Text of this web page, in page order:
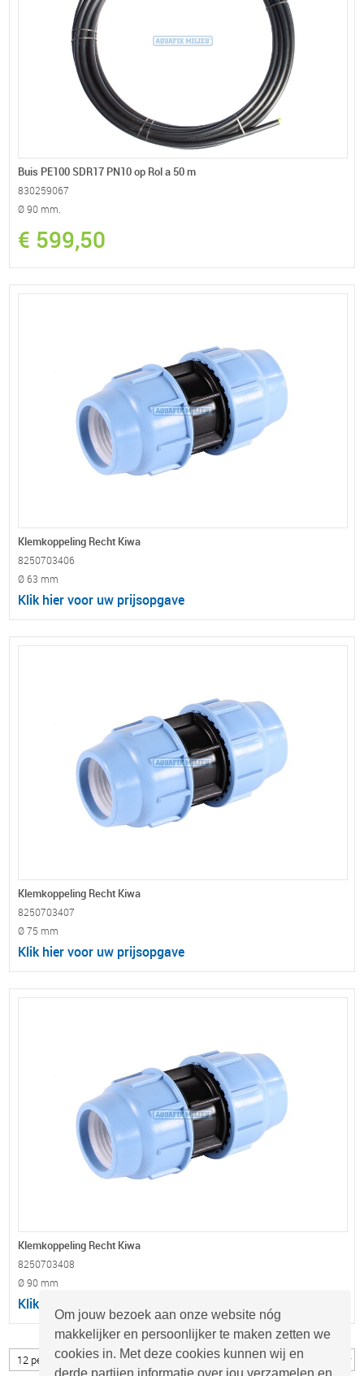
Om jouw bezoek aan onze website nóg
makkelijker en persoonlijker te maken zetten we
cookies in. Met deze cookies kunnen wij en
derde partijen informatie over jou verzamelen en
Buis PE100 SDR17 PN10 op Rol a 50 m
830259067
Ø 90 mm.
€ 599,50
Klemkoppeling Recht Kiwa
8250703406
Ø 63 mm
Klik hier voor uw prijsopgave
Klemkoppeling Recht Kiwa
8250703407
Ø 75 mm
Klik hier voor uw prijsopgave
Klemkoppeling Recht Kiwa
8250703408
Ø 90 mm
Klik hier voor uw prijsopgave